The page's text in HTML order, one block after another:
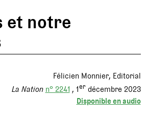
et notre
Félicien Monnier Editorial
La Nation n° 2241 1erdécembre 2023
Disponible en audio